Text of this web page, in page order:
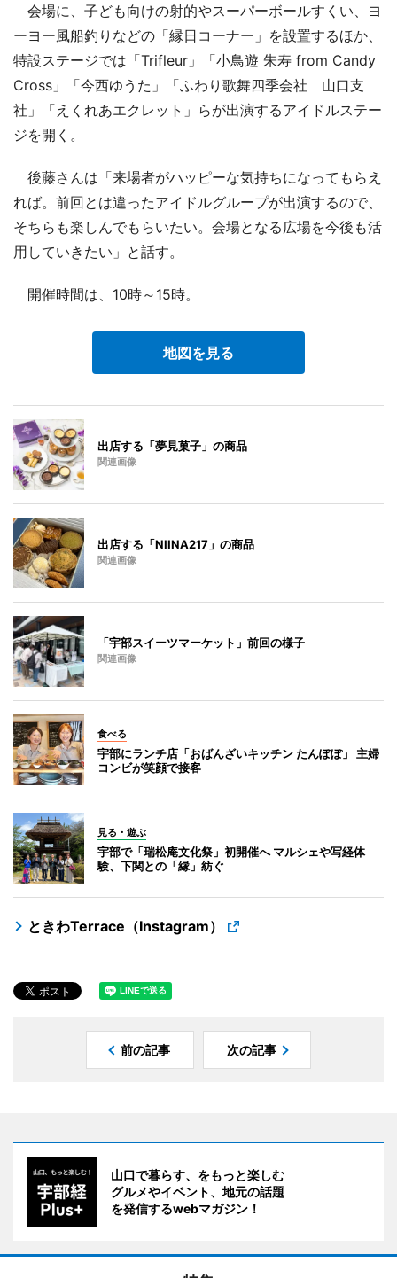
会場に、子ども向けの射的やスーパーボールすくい、ヨ
ーヨー風船釣りなどの「縁日コーナー」を設置するほか、
特設ステージでは「Trifleur」「小鳥遊 朱寿 from Candy
Cross」「今西ゆうた」「ふわり歌舞四季会社 山口支
社」「えくれあエクレット」らが出演するアイドルステー
ジを開く。
後藤さんは「来場者がハッピーな気持ちになってもらえ
れば。前回とは違ったアイドルグループが出演するので、
そちらも楽しんでもらいたい。会場となる広場を今後も活
用していきたい」と話す。
開催時間は、10時～15時。
地図を見る
出店する「夢見菓子」の商品
関連画像
出店する「NIINA217」の商品
関連画像
「宇部スイーツマーケット」前回の様子
関連画像
食べる
宇部にランチ店「おばんざいキッチン たんぽぽ」 主婦
コンビが笑顔で接客
見る・遊ぶ
宇部で「瑞松庵文化祭」初開催へ マルシェや写経体
験、下関との「縁」紡ぐ
ときわTerrace（Instagram）
前の記事 次の記事
山口で暮らす、をもっと楽しむ
グルメやイベント、地元の話題
を発信するwebマガジン！